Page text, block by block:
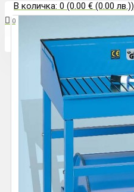
В количка: 0 (0.00 € (0.00 лв.))
0
Количката ви е празна